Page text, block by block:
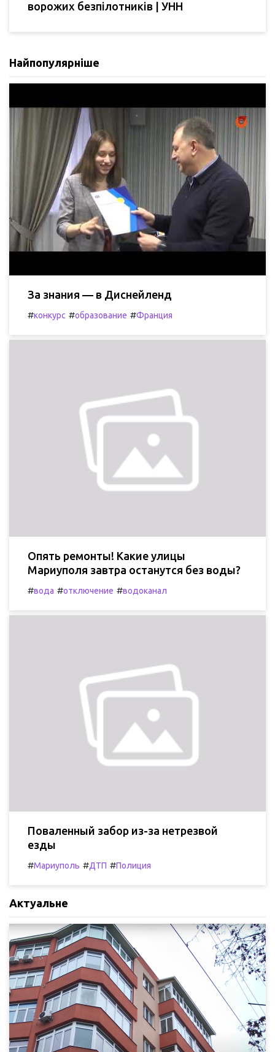
ворожих безпілотників | УНН
Найпопулярніше
За знания — в Диснейленд
#конкурс #образование #Франция
Опять ремонты! Какие улицы
Мариуполя завтра останутся без воды?
#вода #отключение #водоканал
Поваленный забор из-за нетрезвой
езды
#Мариуполь #ДТП #Полиция
Актуальне